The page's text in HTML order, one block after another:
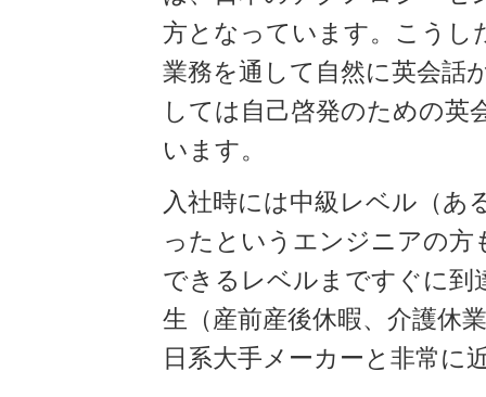
方となっています。こうし
業務を通して自然に英会話
しては自己啓発のための英
います。
入社時には中級レベル（あ
ったというエンジニアの方
できるレベルまですぐに到
生（産前産後休暇、介護休
日系大手メーカーと非常に